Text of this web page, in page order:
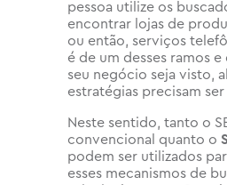
pessoa utilize os
encontrar lojas de
ou então, serviços
é de um desses ramos e
seu negócio seja visto,
estratégias precisam
Neste sentido, tanto o
convencional quanto o
podem ser utilizados
esses mecanismos de